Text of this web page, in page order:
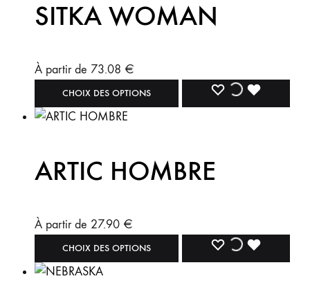
SITKA WOMAN
À partir de 73.08 €
CHOIX DES OPTIONS
ARTIC HOMBRE
À partir de 27.90 €
CHOIX DES OPTIONS